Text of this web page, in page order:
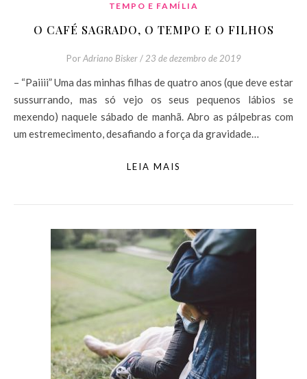
TEMPO E FAMÍLIA
O CAFÉ SAGRADO, O TEMPO E O FILHOS
Por Adriano Bisker / 23 de dezembro de 2019
– “Paiiii” Uma das minhas filhas de quatro anos (que deve estar
sussurrando, mas só vejo os seus pequenos lábios se
mexendo) naquele sábado de manhã. Abro as pálpebras com
um estremecimento, desafiando a força da gravidade…
LEIA MAIS